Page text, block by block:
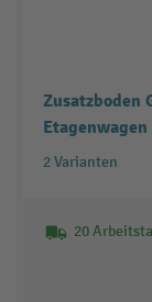
Zusatzboden
Etagenwagen
2 Varianten
20